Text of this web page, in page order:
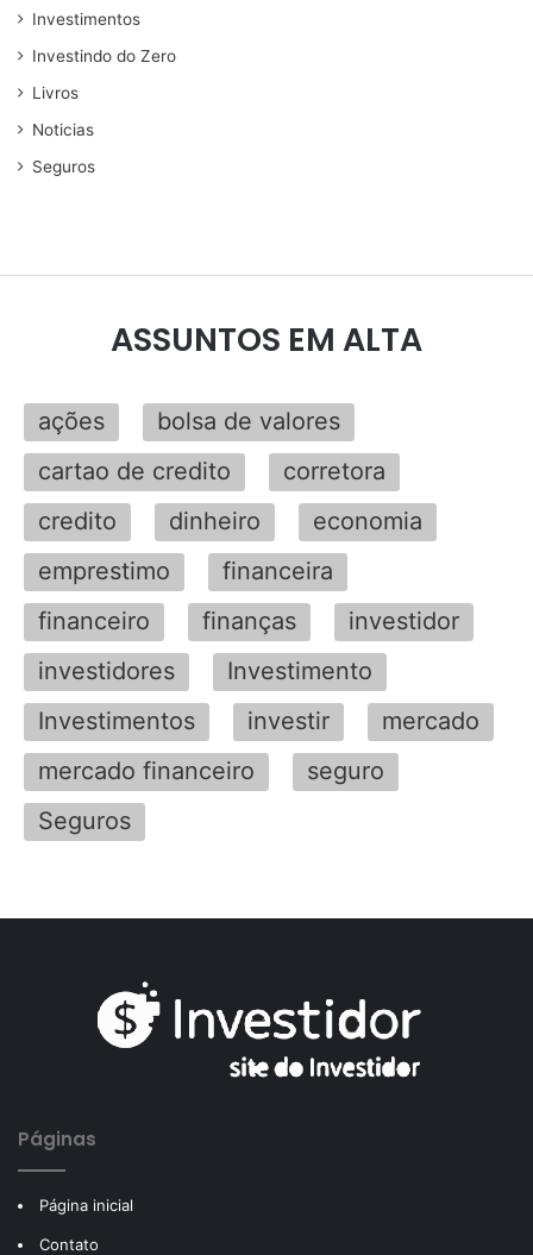
Investimentos
Investindo do Zero
Livros
Noticias
Seguros
ASSUNTOS EM ALTA
ações
bolsa de valores
cartao de credito
corretora
credito
dinheiro
economia
emprestimo
financeira
financeiro
finanças
investidor
investidores
Investimento
Investimentos
investir
mercado
mercado financeiro
seguro
Seguros
Páginas
Página inicial
Contato